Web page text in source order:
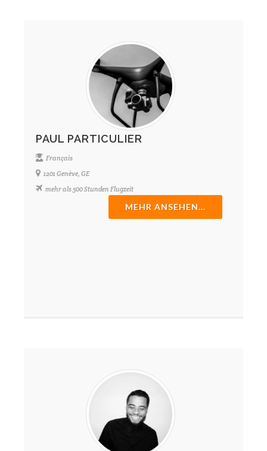
PAUL PARTICULIER
Français
1201 Genève, GE
mehr als 500 Stunden Flugzeit
MEHR ANSEHEN...